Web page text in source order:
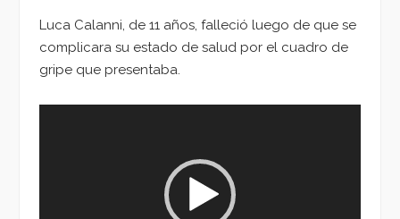
Luca Calanni, de 11 años, falleció luego de que se
complicara su estado de salud por el cuadro de
gripe que presentaba.